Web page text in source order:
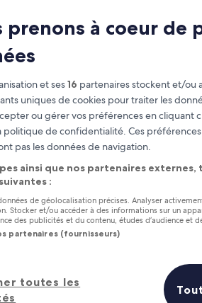
Gagnez des
chaque nuit séjournée
hôtels en un coup
prenons à coeur de
et ses16 partenaires stockent et/ou
uniques de cookies pour traiter les
ou gérer vos préférences en cliquant
politique de confidentialité. Ces
pas les données de navigation.
ainsi que nos partenaires
:
de géolocalisation précises. Analyser
Stocker et/ou accéder à des informations sur un
des publicités et du contenu, études d’audience et
partenaires (fournisseurs)
toutes les